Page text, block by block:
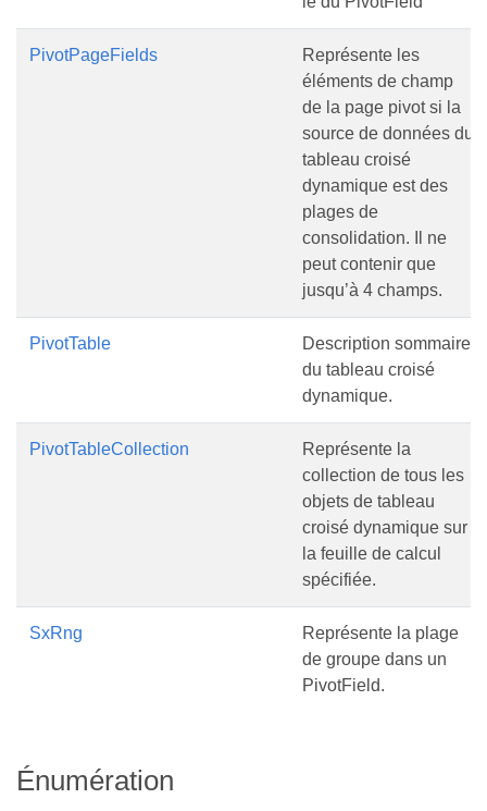
PivotPageFields
Représente les
éléments de champ
de la page pivot si la
source de données du
tableau croisé
dynamique est des
plages de
consolidation. Il ne
peut contenir que
jusqu’à 4 champs.
PivotTable
Description sommaire
du tableau croisé
dynamique.
PivotTableCollection
Représente la
collection de tous les
objets de tableau
croisé dynamique sur
la feuille de calcul
spécifiée.
SxRng
Représente la plage
de groupe dans un
PivotField.
Énumération